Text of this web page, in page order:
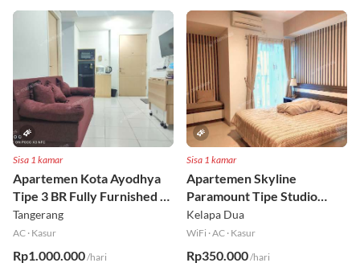
Sisa 1 kamar
Apartemen Kota Ayodhya
Tipe 3 BR Fully Furnished Lt
6
Tangerang
AC · Kasur
Rp1.000.000/hari
Sisa 1 kamar
Apartemen Skyline
Paramount Tipe Studio
Fully Furnished Lt 8
Kelapa Dua
WiFi ·AC · Kasur
Rp350.000/hari